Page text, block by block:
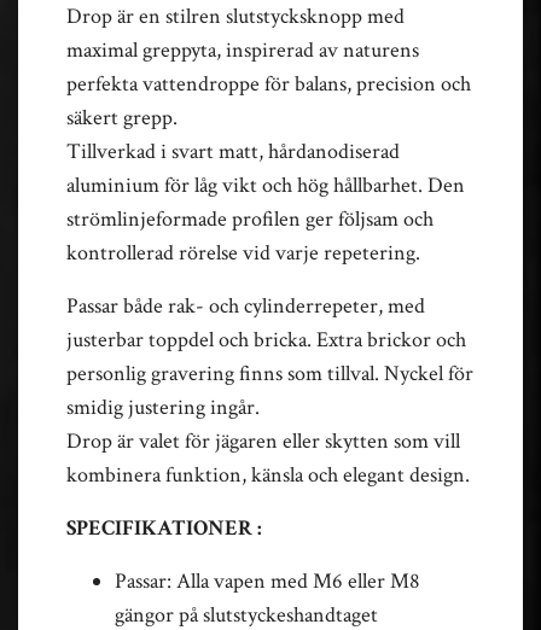
Drop är en stilren slutstycksknopp med
maximal greppyta, inspirerad av naturens
perfekta vattendroppe för balans, precision och
säkert grepp.
Tillverkad i svart matt, hårdanodiserad
aluminium för låg vikt och hög hållbarhet. Den
strömlinjeformade profilen ger följsam och
kontrollerad rörelse vid varje repetering.
Passar både rak- och cylinderrepeter, med
justerbar toppdel och bricka. Extra brickor och
personlig gravering finns som tillval. Nyckel för
smidig justering ingår.
Drop är valet för jägaren eller skytten som vill
kombinera funktion, känsla och elegant design.
SPECIFIKATIONER :
Passar: Alla vapen med M6 eller M8
gängor på slutstyckeshandtaget